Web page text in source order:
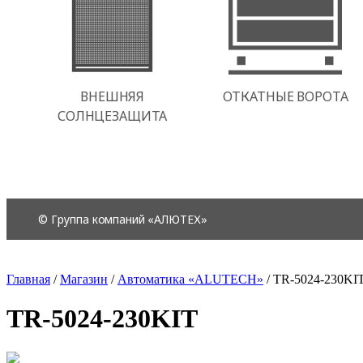
Главная /Магазин / Автоматика «ALUTECH» /TR-5024-
TR-5024-230KIT